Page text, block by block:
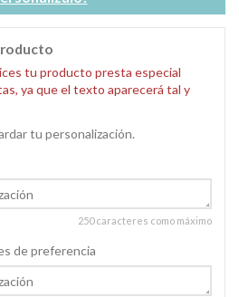
tu producto presta especial
ya que el texto aparecerá tal y
tu personalización.
250 caracteres como máximo
de preferencia